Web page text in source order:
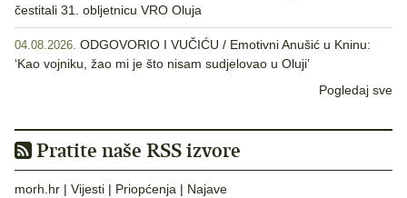
čestitali 31. obljetnicu VRO Oluja
04.08.2026. ODGOVORIO I VUČIĆU / Emotivni Anušić u Kninu:
‘Kao vojniku, žao mi je što nisam sudjelovao u Oluji’
Pogledaj sve
Pratite naše RSS izvore
morh.hr | Vijesti | Priopćenja | Najave